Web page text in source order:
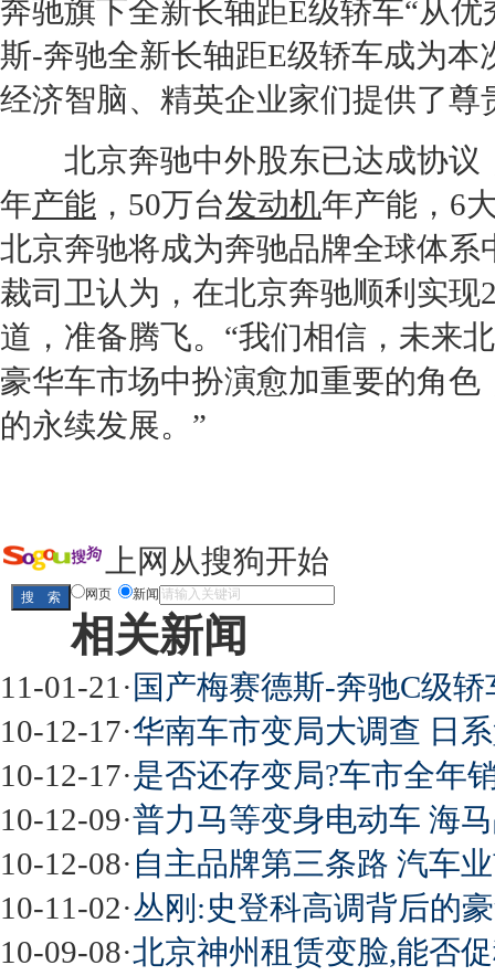
奔驰旗下全新长轴距E级轿车“从优
斯-奔驰全新长轴距E级轿车成为本
经济智脑、精英企业家们提供了
北京奔驰中外股东已达成协议
年产能 ，50万台发动机年产能 ，6
北京奔驰将成为奔驰品牌全球体系
裁司卫认为，在北京奔驰顺利实现
道，准备腾飞。“我们相信，未来
豪华车市场中扮演愈加重要的角色
的永续发展。”
上网从搜狗开始
网页 新闻
相关新闻
11-01-21 · 国产梅赛德斯-奔驰C级轿
10-12-17·华南车市变局大调查 日
10-12-17·是否还存变局?车市全年
10-12-09·普力马等变身电动车 海
10-12-08· 自主品牌第三条路 汽车
10-11-02·丛刚:史登科高调背后的
10-09-08·北京神州租赁变脸,能否